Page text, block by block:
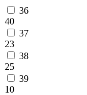
36
40
37
23
38
25
39
10